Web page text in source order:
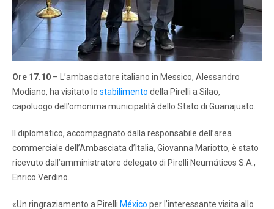
Ore 17.10 – L’ambasciatore italiano in Messico, Alessandro
Modiano, ha visitato lo stabilimento della Pirelli a Silao,
capoluogo dell’omonima municipalità dello Stato di Guanajuato.
Il diplomatico, accompagnato dalla responsabile dell’area
commerciale dell’Ambasciata d’Italia, Giovanna Mariotto, è stato
ricevuto dall’amministratore delegato di Pirelli Neumáticos S.A.,
Enrico Verdino.
«Un ringraziamento a Pirelli México per l’interessante visita allo